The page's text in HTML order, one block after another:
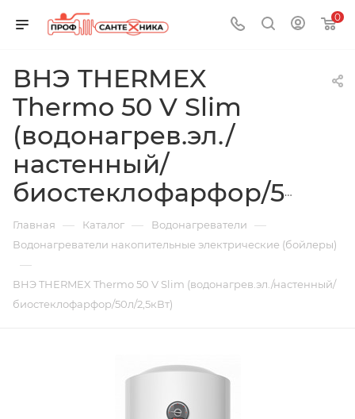
0
ВНЭ THERMEX
Thermo 50 V Slim
(водонагрев.эл./
настенный/
биостеклофарфор/50л/2,5кВт)
Главная — Каталог — Водонагреватели —
Водонагреватели накопительные электрические (бойлеры)
—
ВНЭ THERMEX Thermo 50 V Slim (водонагрев.эл./настенный/
биостеклофарфор/50л/2,5кВт)